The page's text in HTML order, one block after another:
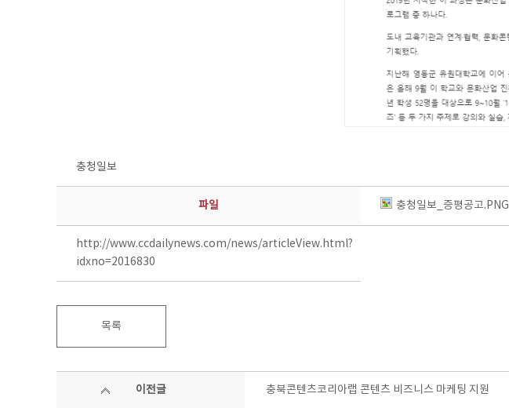
충청일보
파일 충청일보_증평공고.PNG
http://www.ccdailynews.com/news/articleView.html?
idxno=2016830
목록
이전글 충북콘텐츠코리아랩 콘텐츠 비즈니스 마케팅 지원